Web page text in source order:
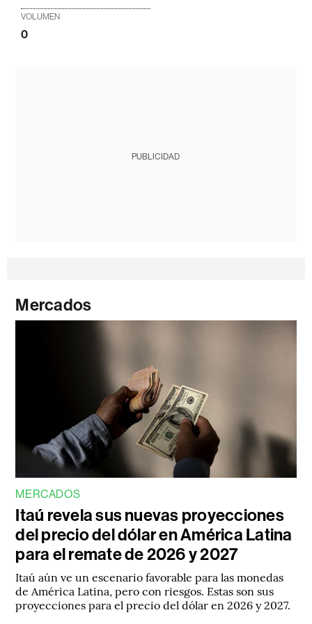
VOLUMEN
0
PUBLICIDAD
Mercados
MERCADOS
Itaú revela sus nuevas proyecciones
del precio del dólar en América Latina
para el remate de 2026 y 2027
Itaú aún ve un escenario favorable para las monedas
de América Latina, pero con riesgos. Estas son sus
proyecciones para el precio del dólar en 2026 y 2027.